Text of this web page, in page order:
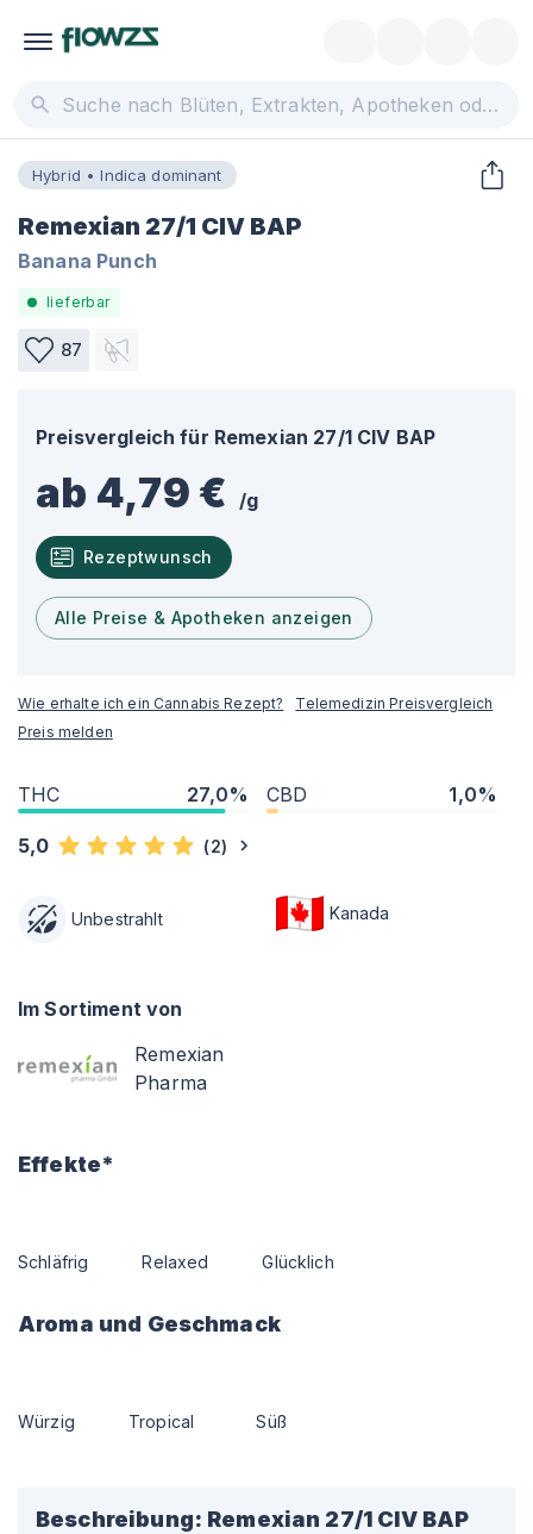
Hybrid • Indica dominant
Remexian 27/1 CIV BAP
Banana Punch
lieferbar
87
Preisvergleich für Remexian 27/1 CIV BAP
ab 4,79 € /g
Rezeptwunsch
Alle Preise & Apotheken anzeigen
Wie erhalte ich ein Cannabis Rezept?
Telemedizin Preisvergleich
Preis melden
THC 27,0% CBD 1,0%
5,0 (2)
Unbestrahlt Kanada
Im Sortiment von
Remexian
Pharma
Effekte*
Schläfrig Relaxed Glücklich
Aroma und Geschmack
Würzig Tropical Süß
Beschreibung: Remexian 27/1 CIV BAP